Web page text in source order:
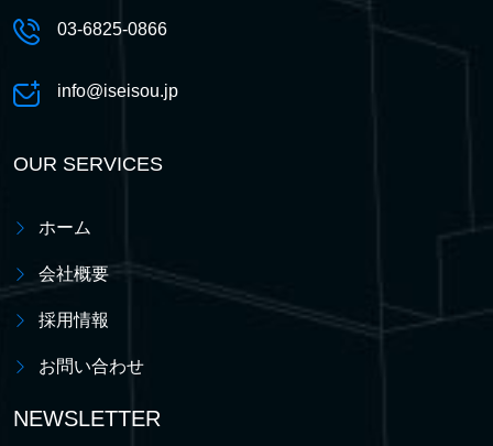
03-6825-0866
info@iseisou.jp
OUR SERVICES
ホーム
会社概要
採用情報
お問い合わせ
NEWSLETTER